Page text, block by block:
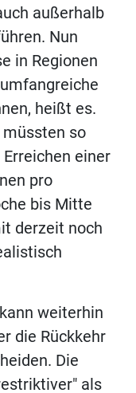
außerhalb
Nun
in Regionen
heißt es.
so
einer
pro
bis Mitte
derzeit noch
weiterhin
die Rückkehr
Die
als